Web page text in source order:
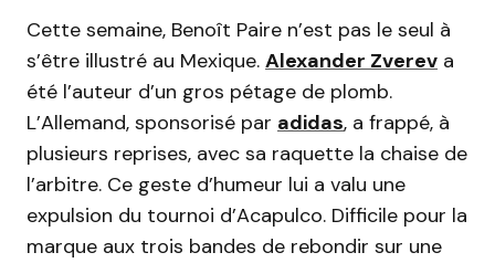
Cette semaine, Benoît Paire n’est pas le seul à
s’être illustré au Mexique. Alexander Zverev a
été l’auteur d’un gros pétage de plomb.
L’Allemand, sponsorisé par adidas, a frappé, à
plusieurs reprises, avec sa raquette la chaise de
l’arbitre. Ce geste d’humeur lui a valu une
expulsion du tournoi d’Acapulco. Difficile pour la
marque aux trois bandes de rebondir sur une